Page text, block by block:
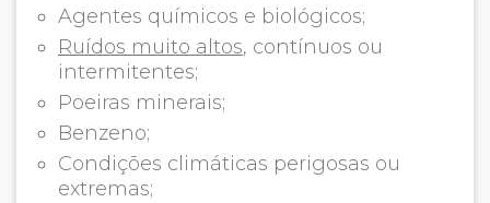
Agentes químicos e biológicos;
Ruídos muito altos, contínuos ou
intermitentes;
Poeiras minerais;
Benzeno;
Condições climáticas perigosas ou
extremas;